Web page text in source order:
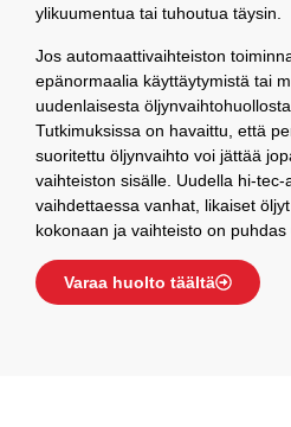
ylikuumentua tai tuhoutua täysin.
Jos automaattivaihteiston
epänormaalia käyttäytymistä tai
uudenlaisesta
Tutkimuksissa on havaittu, että
suoritettu öljynvaihto voi jättää
vaihteiston sisälle. Uudella hi-tec-
vaihdettaessa vanhat, likaiset
kokonaan ja vaihteisto on puhdas
Varaa huolto täältä